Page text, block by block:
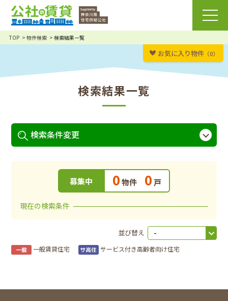
TOP 物件検索 検索結果一覧
お気に入り物件 （0）
検索結果一覧
募集中 0物件 0 戸
並び替え
現在の検索条件
一般賃貸住宅 サービス付き高齢者向け住宅
検索条件変更